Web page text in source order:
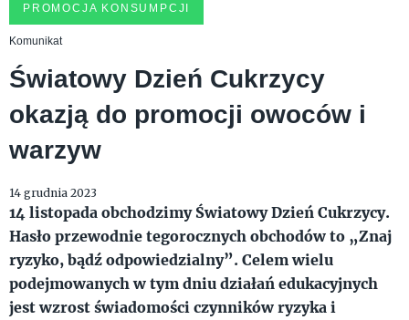
PROMOCJA KONSUMPCJI
Komunikat
Światowy Dzień Cukrzycy
okazją do promocji owoców i
warzyw
14 grudnia 2023
14 listopada obchodzimy Światowy Dzień Cukrzycy.
Hasło przewodnie tegorocznych obchodów to „Znaj
ryzyko, bądź odpowiedzialny”. Celem wielu
podejmowanych w tym dniu działań edukacyjnych
jest wzrost świadomości czynników ryzyka i